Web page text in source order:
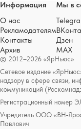
© 2012–2026 «ЯрНьюс»
Сетевое издание
надзору в сфере связи,
коммуникаций
Регистрационный
Учредитель ООО «ВН-
Павлович
Информация
О нас
Рекламодателям
Контакты
Архив
Мы в
Дзен
MAX